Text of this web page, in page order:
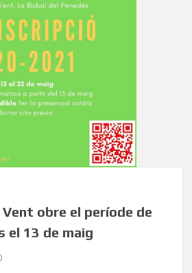
Vent obre el període de
el 13 de maig